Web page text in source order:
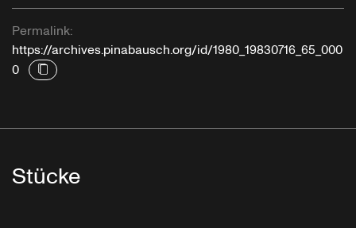
Permalink:
https://archives.pinabausch.org/id/1980_19830716_65_000
0
Stücke